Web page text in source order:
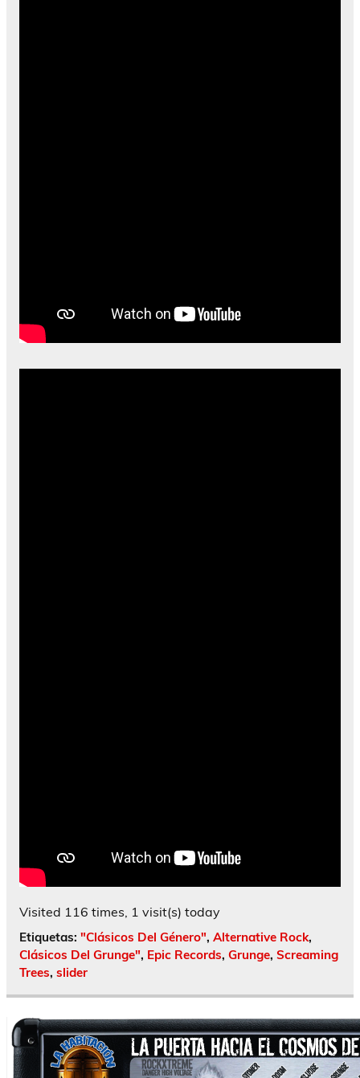
Visited 116 times, 1 visit(s) today
Etiquetas: "Clásicos Del Género", Alternative Rock,
Clásicos Del Grunge", Epic Records, Grunge, Screaming
Trees, slider